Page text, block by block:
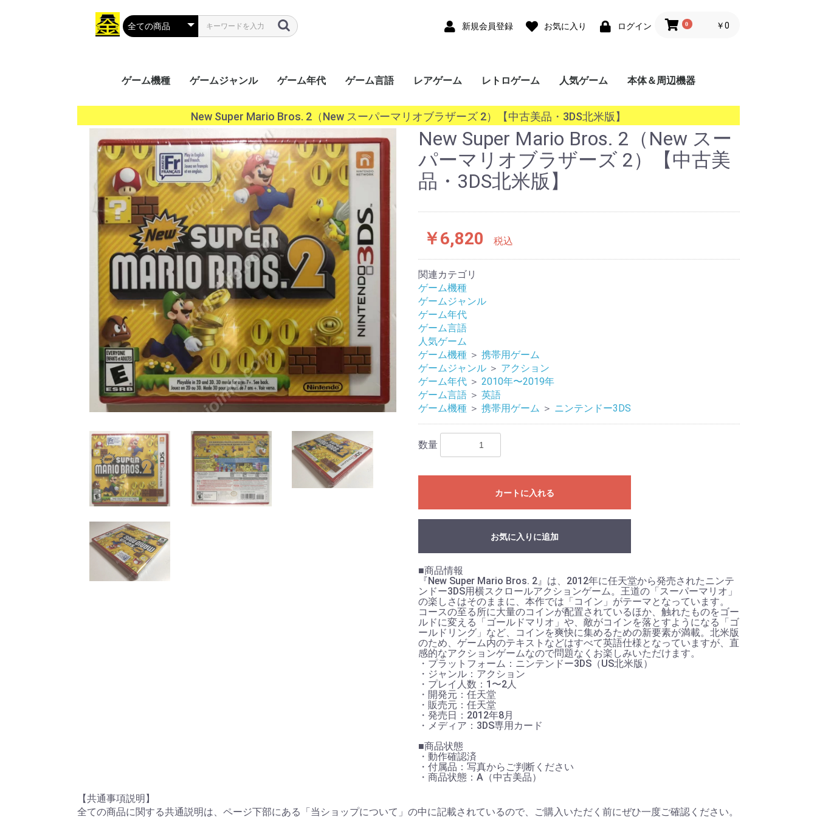
新規会員登録 お気に入り ログイン 0 ￥0
ゲーム機種
PS Vita
ﾌﾟﾚｲｽﾃｰｼｮﾝﾎﾟｰﾀﾌﾞﾙ
（PSP）
ニンテンドー3DS
ニンテンドーDS
GP32
ゲームボーイ
（GB/GBC）
ゲームボーイアドバン
ス（GBA）
ゲームギア（GG）
ワンダースワン
（WS/WSC）
リンクス（Lynx）
ネオジオポケット
（NGP）
Evercade
Nintendo
Switch（NS）
Wii U
Wii
プレイステーション
5（PS5）
プレイステーション
4（PS4）
プレイステーション
3（PS3）
プレイステーション
2（PS2）
XBOX SERIES X/S
Xbox One
Xbox 360
Xbox
プレイステーション
（PS）
Jaguar
ゲームキューブ（GC）
ドリームキャスト
（DC）
バーチャルボーイ
（VB）
セガサターン（SS）
PCエンジン（PCECD）
NINTENDO64（N64）
PCエンジン
（PCE/SGX）
TurboGrafx16（TG16）
ｽｰﾊﾟｰﾌｧﾐｺﾝ
（SFC/SNES）
メガCD・SEGA-
CD(MEGACD)
メガドライブ
（MD/GENESIS）
メガドライブ（32X）
ファミコン（FC/NES）
ﾌｧﾐｺﾝﾃﾞｨｽｸｼｽﾃﾑ(FCDS)
3DO
PCFX
ネオジオ(ROM)
ネオジオ(CD)
ｾｶﾞﾏｰｸIII&ﾏｽﾀｰｼｽﾃﾑ
(SMIII&SMS)
セガSG1000
FM-TOWNS マーティー
NEOGEO(ネオジオ)
CPシステムIII
CPシステムII
NAOMIGD-ROM
NAOMI
ST-V
SPIシステム
PGMシステム
SYSTEM256
ALECK64
ATOMISWAVE
SYSTEM246
その他PCB基板
Mac OS系
Windows 10系
Windows 8系
Windows 7系
Windows Vista系
Windows XP系
Windows 2000系
Windows 98系
Windows 95系
Windows 3系
MSX2+
MSX2
MSX
ゲームジャンル
アクション
シューティング
ロールプレイング
シミュレーション
アドベンチャー
タクティカル
トレーディングカード
パズル
音楽/リズム
レース
ソーシャルネットワー
ク
ボードゲーム
光線銃シリーズ
その他
ゲーム年代
2020年〜
2010年〜2019年
2000年〜2009年
1990年〜1999年
1980年〜1989年
〜1979年
ゲーム言語
日本語
英語
中国語
韓国語
その他
レアゲーム レトロゲーム 人気ゲーム 本体＆周辺機器
New Super Mario Bros. 2（New スーパーマリオブラザーズ 2）【中古美品・3DS北米版】
New Super Mario Bros. 2（New スー
パーマリオブラザーズ 2）【中古美
品・3DS北米版】
￥6,820 税込
関連カテゴリ
ゲーム機種
ゲームジャンル
ゲーム年代
ゲーム言語
人気ゲーム
ゲーム機種 ＞ 携帯用ゲーム
ゲームジャンル ＞ アクション
ゲーム年代 ＞ 2010年〜2019年
ゲーム言語 ＞ 英語
ゲーム機種 ＞ 携帯用ゲーム ＞ ニンテンドー3DS
数量
カートに入れる
カートへ進む
お気に入りに追加
■商品情報
『New Super Mario Bros. 2』は、2012年に任天堂から発売されたニンテ
ンドー3DS用横スクロールアクションゲーム。王道の「スーパーマリオ」
の楽しさはそのままに、本作では「コイン」がテーマとなっています。
コースの至る所に大量のコインが配置されているほか、触れたものをゴー
ルドに変える「ゴールドマリオ」や、敵がコインを落とすようになる「ゴ
ールドリング」など、コインを爽快に集めるための新要素が満載。北米版
のため、ゲーム内のテキストなどはすべて英語仕様となっていますが、直
感的なアクションゲームなので問題なくお楽しみいただけます。
・プラットフォーム：ニンテンドー3DS（US北米版）
・ジャンル：アクション
・プレイ人数：1〜2人
・開発元：任天堂
・販売元：任天堂
・発売日：2012年8月
・メディア：3DS専用カード
■商品状態
・動作確認済
・付属品：写真からご判断ください
・商品状態：A（中古美品）
【共通事項説明】
全ての商品に関する共通説明は、ページ下部にある「当ショップについて」の中に記載されているので、ご購入いただく前にぜひ一度ご確認ください。